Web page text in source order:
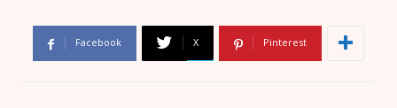
Facebook X Pinterest